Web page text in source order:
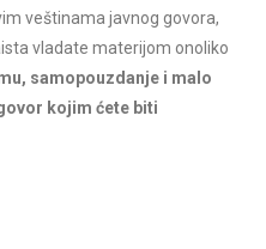
veštinama javnog govora,
vladate materijom onoliko
samopouzdanje i malo
kojim ćete biti